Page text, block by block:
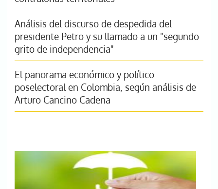
Análisis del discurso de despedida del
presidente Petro y su llamado a un "segundo
grito de independencia"
El panorama económico y político
poselectoral en Colombia, según análisis de
Arturo Cancino Cadena